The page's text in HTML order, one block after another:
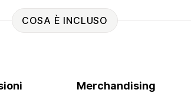
COSA È INCLUSO
Merchandising